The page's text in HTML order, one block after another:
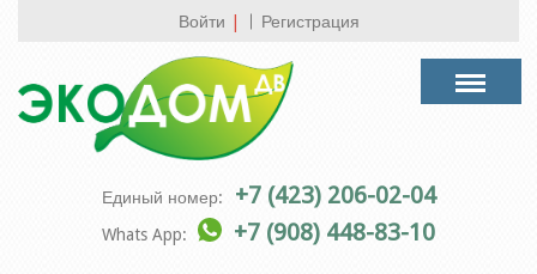
Войти Регистрация
Единый номер: +7 (423) 206-02-04
Whats App: +7 (908) 448-83-10